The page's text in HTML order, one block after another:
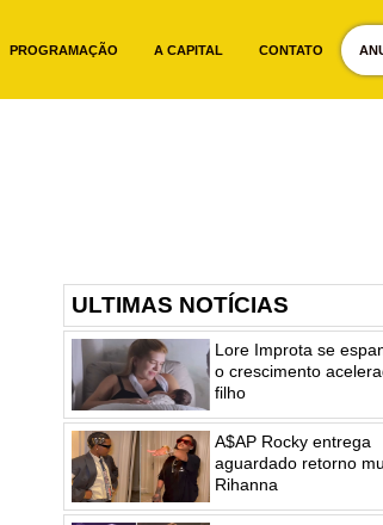
PROGRAMAÇÃO A CAPITAL CONTATO
ULTIMAS NOTÍCIAS
Lore Improta se
o crescimento
filho
A$AP Rocky entrega
aguardado retorno
Rihanna